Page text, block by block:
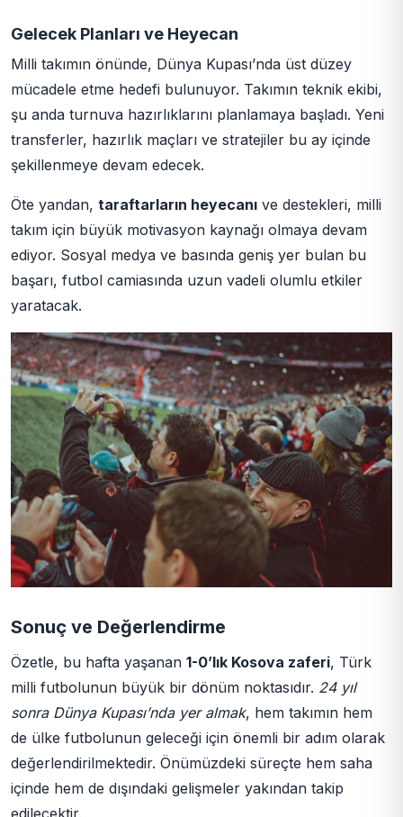
Gelecek Planları ve Heyecan
Milli takımın önünde, Dünya Kupası’nda üst düzey
mücadele etme hedefi bulunuyor. Takımın teknik ekibi,
şu anda turnuva hazırlıklarını planlamaya başladı. Yeni
transferler, hazırlık maçları ve stratejiler bu ay içinde
şekillenmeye devam edecek.
Öte yandan, taraftarların heyecanı ve destekleri, milli
takım için büyük motivasyon kaynağı olmaya devam
ediyor. Sosyal medya ve basında geniş yer bulan bu
başarı, futbol camiasında uzun vadeli olumlu etkiler
yaratacak.
Sonuç ve Değerlendirme
Özetle, bu hafta yaşanan 1-0’lık Kosova zaferi, Türk
milli futbolunun büyük bir dönüm noktasıdır. 24 yıl
sonra Dünya Kupası’nda yer almak, hem takımın hem
de ülke futbolunun geleceği için önemli bir adım olarak
değerlendirilmektedir. Önümüzdeki süreçte hem saha
içinde hem de dışındaki gelişmeler yakından takip
edilecektir.